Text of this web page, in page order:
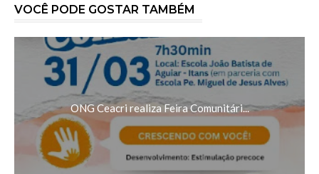
VOCÊ PODE GOSTAR TAMBÉM
ONG Ceacri realiza Feira Comunitári...